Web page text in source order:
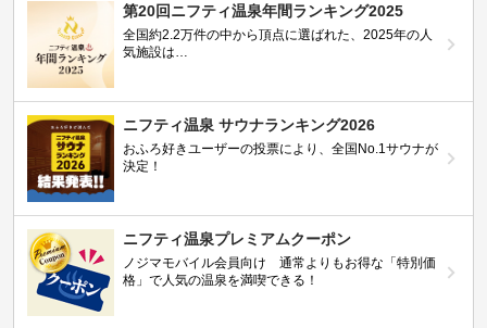
第20回ニフティ温泉年間ランキング2025
全国約2.2万件の中から頂点に選ばれた、2025年の人
気施設は…
ニフティ温泉 サウナランキング2026
おふろ好きユーザーの投票により、全国No.1サウナが
決定！
ニフティ温泉プレミアムクーポン
ノジマモバイル会員向け 通常よりもお得な「特別価
格」で人気の温泉を満喫できる！